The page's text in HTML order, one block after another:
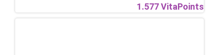
1.577 VitaPoints